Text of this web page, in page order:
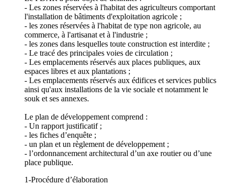
- Les zones réservées à l'habitat des agriculteurs comportant
l'installation de bâtiments d'exploitation agricole ;
- les zones réservées à l'habitat de type non agricole, au
commerce, à l'artisanat et à l'industrie ;
- les zones dans lesquelles toute construction est interdite ;
- Le tracé des principales voies de circulation ;
- Les emplacements réservés aux places publiques, aux
espaces libres et aux plantations ;
- Les emplacements réservés aux édifices et services publics
ainsi qu'aux installations de la vie sociale et notamment le
souk et ses annexes.
Le plan de développement comprend :
- Un rapport justificatif ;
- les fiches d’enquête ;
- un plan et un règlement de développement ;
- l’ordonnancement architectural d’un axe routier ou d’une
place publique.
1-Procédure d’élaboration